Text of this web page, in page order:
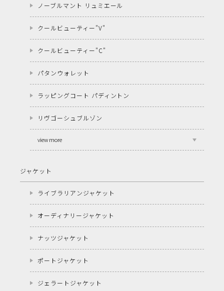
ノーブルマント リュミエール
クールビューティー"V"
クールビューティー"C"
パタンウォレット
ラッピングコート パディントン
リヴゴーシュブルゾン
view more
ジャケット
ライブラリアンジャケット
オーディナリージャケット
ナッツジャケット
ポートジャケット
ジェラートジャケット